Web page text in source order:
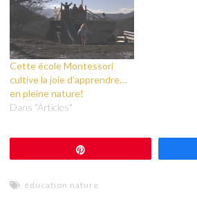
Cette école Montessori
cultive la joie d’apprendre…
en pleine nature!
Dans "Articles"
éducation nature